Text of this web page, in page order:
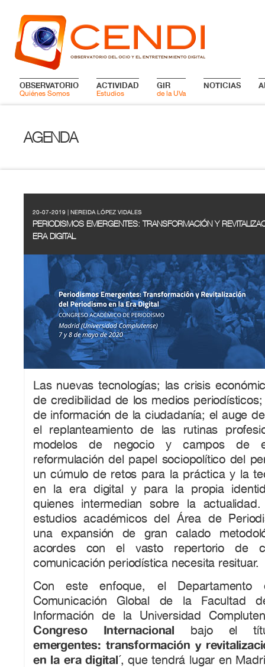
OBSERVATORIO
Quiénes Somos
ACTIVIDAD
Estudios
GIR
de la UVa
NOTICIAS
AGENDA
20-07-2019 | NEREIDA LÓPEZ VIDALES
PERIODISMOS EMERGENTES: TRANSFORMACIÓN Y
ERA DIGITAL
Las nuevas tecnologías; las crisis
de credibilidad de los medios
de información de la ciudadanía; el auge
el replanteamiento de las rutinas
modelos de negocio y campos de
reformulación del papel sociopolítico del
un cúmulo de retos para la práctica y la
en la era digital y para la propia
quienes intermedian sobre la actualidad.
estudios académicos del Área de
una expansión de gran calado
acordes con el vasto repertorio de
comunicación periodística necesita resituar.
Con este enfoque, el Departamento
Comunicación Global de la Facultad
Información de la Universidad
Congreso Internacional bajo el
emergentes: transformación y
en la era digital´, que tendrá lugar en